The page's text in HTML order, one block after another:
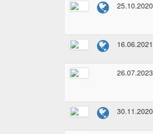
25.10.2020
16.06.2021
26.07.2023
30.11.2020